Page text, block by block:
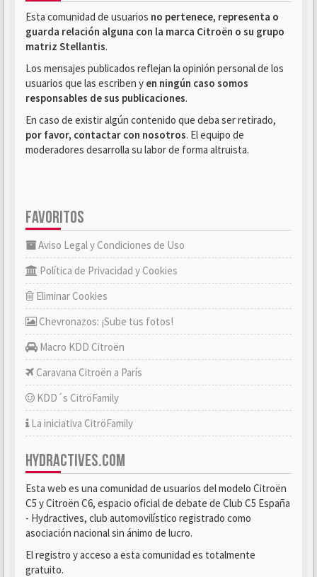
Esta comunidad de usuarios no pertenece, representa o
guarda relación alguna con la marca Citroën o su grupo
matriz Stellantis.
Los mensajes publicados reflejan la opinión personal de los
usuarios que las escriben y en ningún caso somos
responsables de sus publicaciones.
En caso de existir algún contenido que deba ser retirado,
por favor, contactar con nosotros. El equipo de
moderadores desarrolla su labor de forma altruista.
FAVORITOS
Aviso Legal y Condiciones de Uso
Política de Privacidad y Cookies
Eliminar Cookies
Chevronazos: ¡Sube tus fotos!
Macro KDD Citroën
Caravana Citroën a París
KDD´s CitröFamily
La iniciativa CitröFamily
HYDRACTIVES.COM
Esta web es una comunidad de usuarios del modelo Citroën
C5 y Citroën C6, espacio oficial de debate de Club C5 España
- Hydractives, club automovilístico registrado como
asociación nacional sin ánimo de lucro.
El registro y acceso a esta comunidad es totalmente
gratuito.